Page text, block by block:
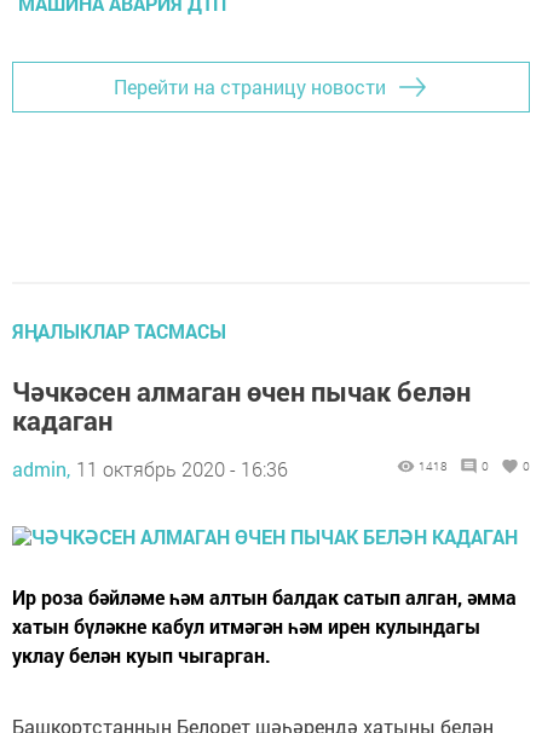
Перейти на страницу новости
ЯҢАЛЫКЛАР ТАСМАСЫ
Чәчкәсен алмаган өчен пычак белән
кадаган
admin, 11 октябрь 2020 - 16:36 1418 0 0
Ир роза бәйләме һәм алтын балдак сатып алган, әмма
хатын бүләкне кабул итмәгән һәм ирен кулындагы
уклау белән куып чыгарган.
Башкортстанның Белорет шәһәрендә хатыны белән